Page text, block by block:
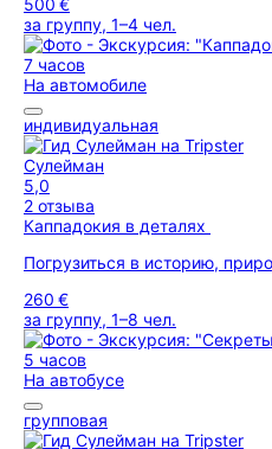
500 €
за группу, 1–4 чел.
7 часов
На автомобиле
индивидуальная
Сулейман
5,0
2 отзыва
Каппадокия в деталях
Погрузиться в историю,
260 €
за группу, 1–8 чел.
5 часов
На автобусе
групповая